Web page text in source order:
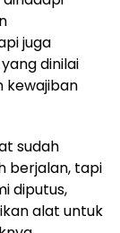
juga
dinilai
kewajiban
sudah
berjalan, tapi
diputus,
alat untuk